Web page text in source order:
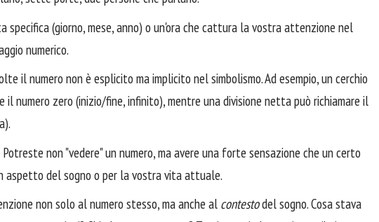
specifica (giorno, mese, anno) o un'ora che cattura la vostra attenzione nel
numerico.
il numero non è esplicito ma implicito nel simbolismo. Ad esempio, un cerchio
numero zero (inizio/fine, infinito), mentre una divisione netta può richiamare il
Potreste non "vedere" un numero, ma avere una forte sensazione che un certo
aspetto del sogno o per la vostra vita attuale.
non solo al numero stesso, ma anche al contestodel sogno. Cosa stava